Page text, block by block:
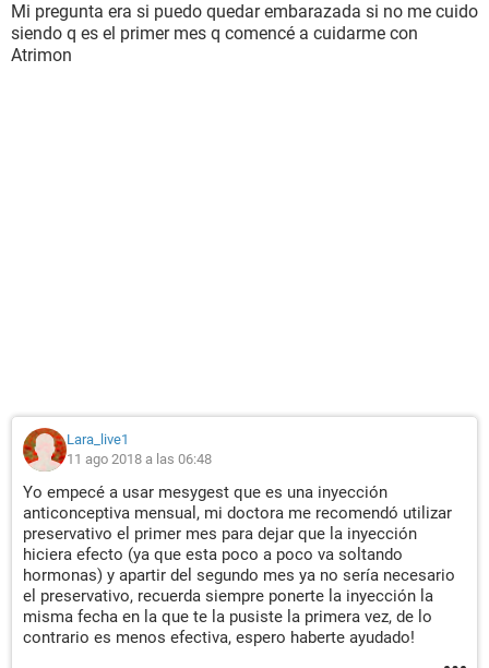
Mi pregunta era si puedo quedar embarazada si no me cuido
siendo q es el primer mes q comencé a cuidarme con
Atrimon
Lara_live1
11 ago 2018 a las 06:48
Yo empecé a usar mesygest que es una inyección
anticonceptiva mensual, mi doctora me recomendó utilizar
preservativo el primer mes para dejar que la inyección
hiciera efecto (ya que esta poco a poco va soltando
hormonas) y apartir del segundo mes ya no sería necesario
el preservativo, recuerda siempre ponerte la inyección la
misma fecha en la que te la pusiste la primera vez, de lo
contrario es menos efectiva, espero haberte ayudado!